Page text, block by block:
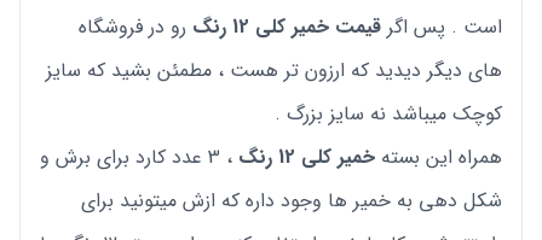
است . پس اگر قیمت خمیر کلی 12 رنگ
رو در فروشگاه
های دیگر دیدید که ارزون تر هست ، مطمئن بشید که سایز
کوچک میباشد نه سایز بزرگ .
همراه این بسته خمیر کلی 12 رنگ
، 3 عدد کارد برای برش و
شکل دهی به خمیر ها وجود داره که ازش میتونید برای